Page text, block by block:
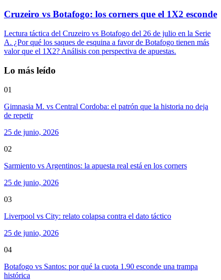
Cruzeiro vs Botafogo: los corners que el 1X2 esconde
Lectura táctica del Cruzeiro vs Botafogo del 26 de julio en la Serie
A. ¿Por qué los saques de esquina a favor de Botafogo tienen más
valor que el 1X2? Análisis con perspectiva de apuestas.
Lo más leído
01
Gimnasia M. vs Central Cordoba: el patrón que la historia no deja
de repetir
25 de junio, 2026
02
Sarmiento vs Argentinos: la apuesta real está en los corners
25 de junio, 2026
03
Liverpool vs City: relato colapsa contra el dato táctico
25 de junio, 2026
04
Botafogo vs Santos: por qué la cuota 1.90 esconde una trampa
histórica